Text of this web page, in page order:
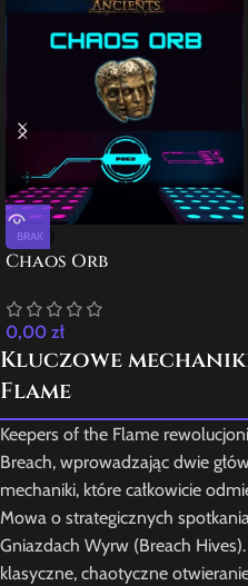
BRAK
Chaos Orb
0,00 zł
Kluczowe
Flame
Keepers of the Flame
Breach, wprowadzając dwie
mechaniki, które całkowicie
Mowa o strategicznych
Gniazdach Wyrw (Breach
klasyczne, chaotyczne